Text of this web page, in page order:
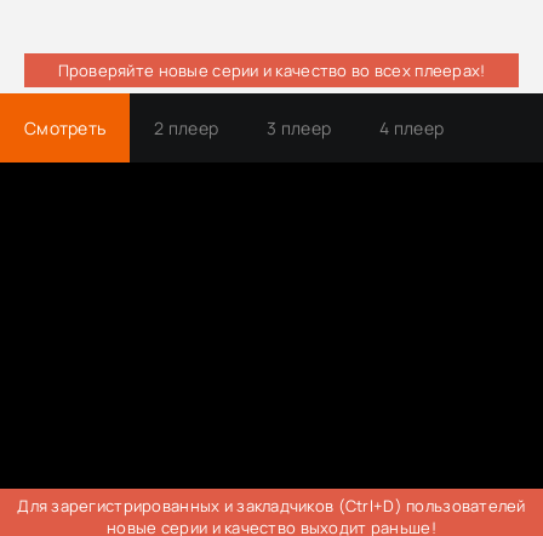
Проверяйте новые серии и качество во всех плеерах!
Смотреть 2 плеер 3 плеер 4 плеер
Для зарегистрированных и закладчиков (Ctrl+D) пользователей
новые серии и качество выходит раньше!